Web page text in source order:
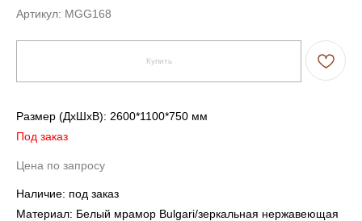
Артикул: MGG168
Купить
Размер (ДxШxВ): 2600*1100*750 мм
Под заказ
Цена по запросу
Наличие: под заказ
Материал: Белый мрамор Bulgari/зеркальная нержавеющая